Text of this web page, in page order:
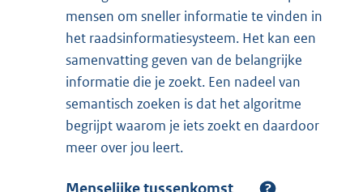
mensen om sneller informatie te vinden in
het raadsinformatiesysteem. Het kan een
samenvatting geven van de belangrijke
informatie die je zoekt. Een nadeel van
semantisch zoeken is dat het algoritme
begrijpt waarom je iets zoekt en daardoor
meer over jou leert.